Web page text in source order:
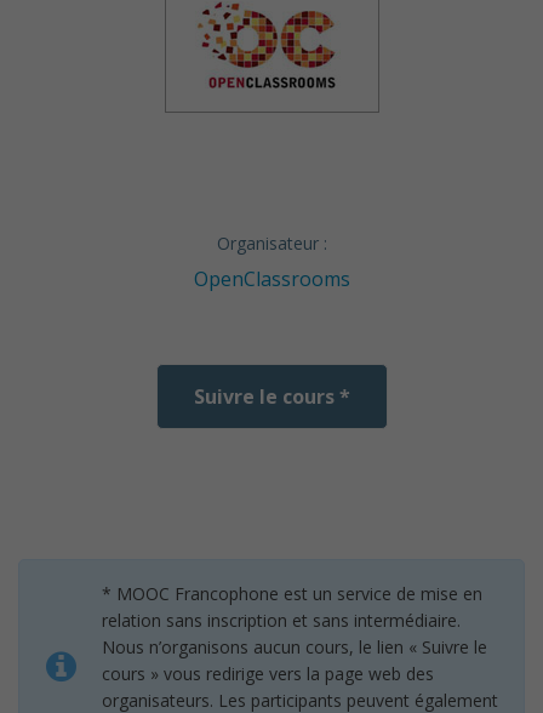
Organisateur :
OpenClassrooms
Suivre le cours *
* MOOC Francophone est un service de mise en
relation sans inscription et sans intermédiaire.
Nous n’organisons aucun cours, le lien « Suivre le
cours » vous redirige vers la page web des
organisateurs. Les participants peuvent également